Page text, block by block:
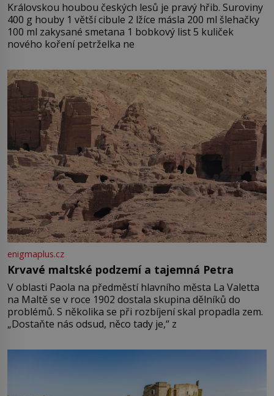
Královskou houbou českých lesů je pravý hřib. Suroviny
400 g houby 1 větší cibule 2 lžíce másla 200 ml šlehačky
100 ml zakysané smetana 1 bobkový list 5 kuliček
nového koření petrželka ne
enigmaplus.cz
Krvavé maltské podzemí a tajemná Petra
V oblasti Paola na předměstí hlavního města La Valetta
na Maltě se v roce 1902 dostala skupina dělníků do
problémů. S několika se při rozbíjení skal propadla zem.
„Dostaňte nás odsud, něco tady je,“ z